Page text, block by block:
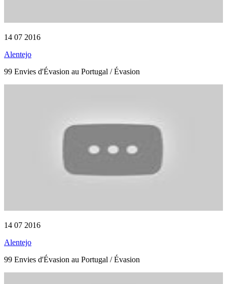
14 07 2016
Alentejo
99 Envies d'Évasion au Portugal / Évasion
14 07 2016
Alentejo
99 Envies d'Évasion au Portugal / Évasion